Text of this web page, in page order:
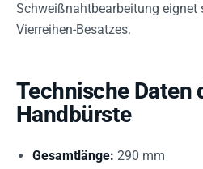
Schweißnahtbearbeitung eignet
Vierreihen-Besatzes.
Technische Daten
Handbürste
Gesamtlänge: 290 mm